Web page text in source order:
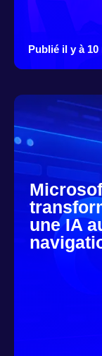
Publié il y à 10
une IA